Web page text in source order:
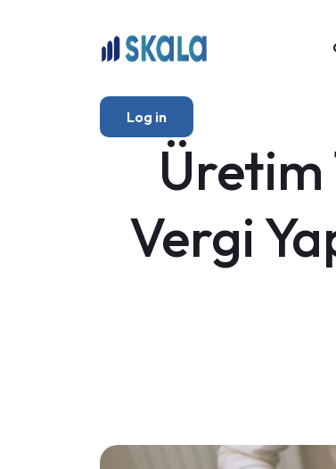
Log in
Üretim
Vergi